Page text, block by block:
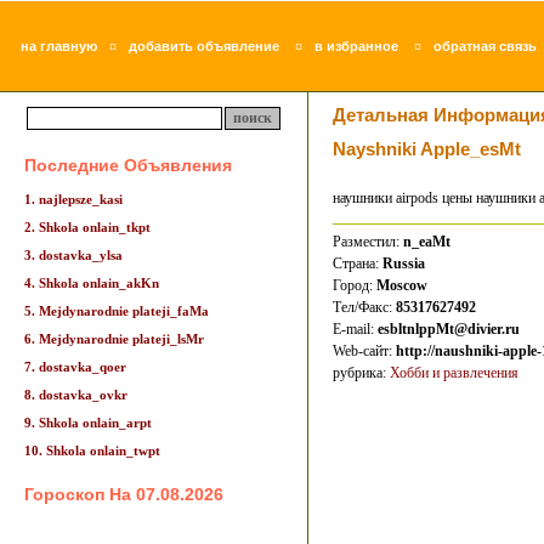
на главную ¤ добавить объявление ¤ в избранное ¤ обратная связь
Последние Объявления
1. najlepsze_kasi
2. Shkola onlain_tkpt
3. dostavka_ylsa
4. Shkola onlain_akKn
5. Mejdynarodnie plateji_faMa
6. Mejdynarodnie plateji_lsMr
7. dostavka_qoer
8. dostavka_ovkr
9. Shkola onlain_arpt
10. Shkola onlain_twpt
Гороскоп На 07.08.2026
Детальная
Nayshniki Apple_esMt
наушники airpods цены наушники
Разместил: n_eaMt
Страна: Russia
Город: Moscow
Тел/Факс: 85317627492
E-mail: esbltnlppMt@divier.ru
Web-сайт: http://naushniki-
рубрика: Хобби и развлечения